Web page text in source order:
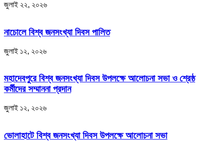
জুলাই ২২, ২০২৬
নাচোলে বিশ্ব জনসংখ্যা দিবস পালিত
জুলাই ১২, ২০২৬
মহাদেবপুরে বিশ্ব জনসংখ্যা দিবস উপলক্ষে আলোচনা সভা ও শ্রেষ্ঠ
কর্মীদের সম্মাননা প্রদান
জুলাই ১২, ২০২৬
ভোলাহাটে বিশ্ব জনসংখ্যা দিবস উপলক্ষে আলোচনা সভা